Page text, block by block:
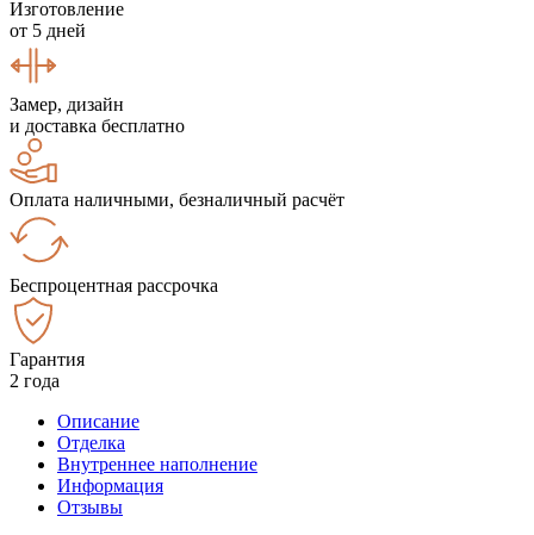
Изготовление
от 5 дней
Замер, дизайн
и доставка бесплатно
Оплата наличными, безналичный расчёт
Беспроцентная рассрочка
Гарантия
2 года
Описание
Отделка
Внутреннее наполнение
Информация
Отзывы